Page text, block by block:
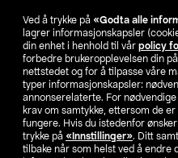
Ved å trykke på «Godta alle
lagrer informasjonskapsler
din enhet i henhold til vår policy
forbedre brukeropplevelsen din
nettstedet og for å tilpasse våre
typer informasjonskapsler:
annonserelaterte. For
krav om samtykke, ettersom de
fungere. Hvis du istedenfor
trykke på «Innstillinger». Ditt
tilbake når som helst ved å endre
Finn
SE